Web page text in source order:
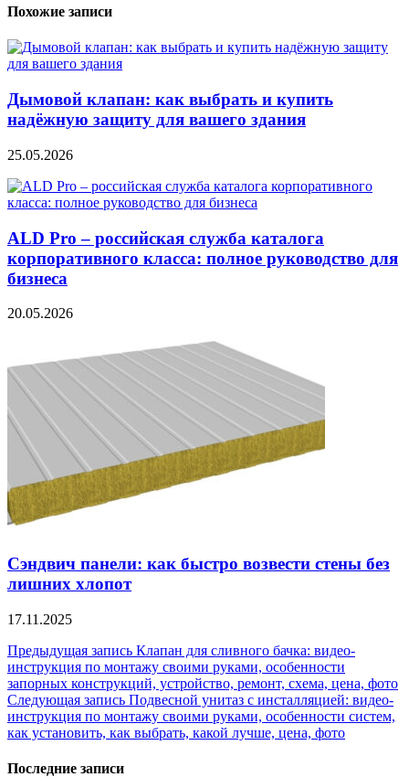
Похожие записи
Дымовой клапан: как выбрать и купить
надёжную защиту для вашего здания
25.05.2026
ALD Pro – российская служба каталога
корпоративного класса: полное руководство для
бизнеса
20.05.2026
Сэндвич панели: как быстро возвести стены без
лишних хлопот
17.11.2025
Навигация
по
записям
Предыдущая запись Клапан для сливного бачка: видео-
инструкция по монтажу своими руками, особенности
запорных конструкций, устройство, ремонт, схема, цена, фото
Следующая запись Подвесной унитаз с инсталляцией: видео-
инструкция по монтажу своими руками, особенности систем,
как установить, как выбрать, какой лучше, цена, фото
Последние записи